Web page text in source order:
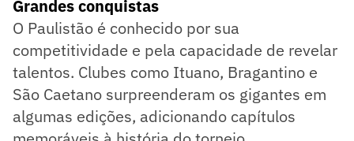
Grandes conquistas
O Paulistão é conhecido por sua
competitividade e pela capacidade de revelar
talentos. Clubes como Ituano, Bragantino e
São Caetano surpreenderam os gigantes em
algumas edições, adicionando capítulos